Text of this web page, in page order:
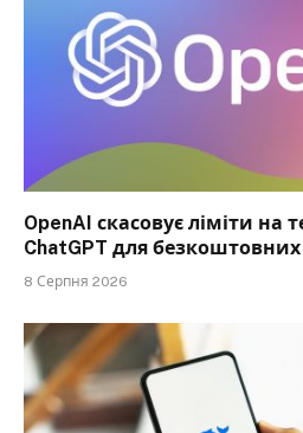
OpenAI скасовує ліміти на
ChatGPT для безкоштовних
8 Серпня 2026